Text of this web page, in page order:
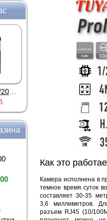
922 руб.
Как это
Камера исполнена в
темное время суток
составляет 30-35
3,6 миллиметров.
разъем RJ45 (10/